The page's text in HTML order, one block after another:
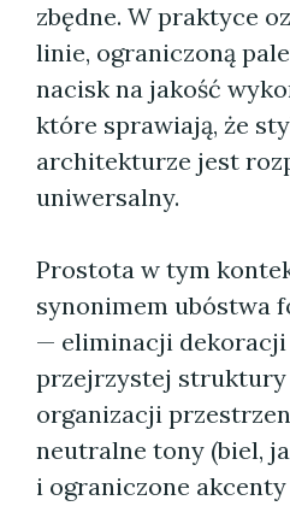
zbędne. W praktyce
linie, ograniczoną
nacisk na jakość
które sprawiają, że
architekturze jest
uniwersalny.
Prostota w tym
synonimem ubóstwa
— eliminacji dekoracji
przejrzystej struktury
organizacji
neutralne tony (biel,
i ograniczone